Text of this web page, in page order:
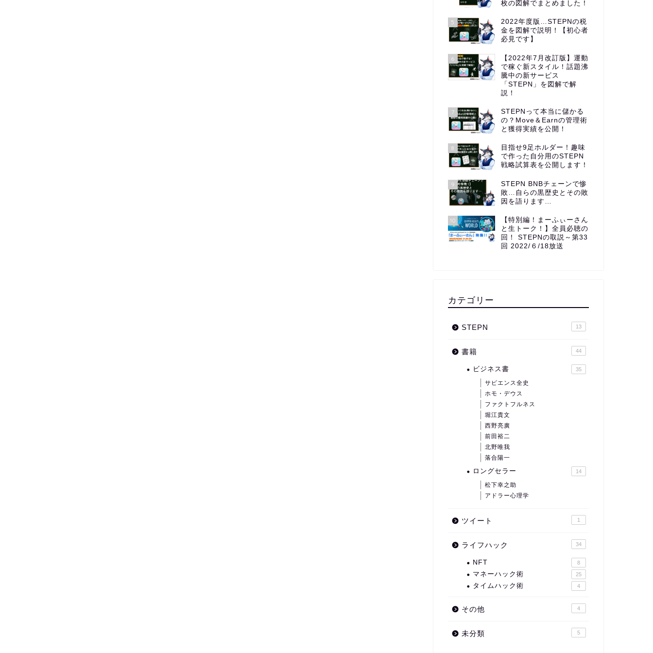
枚の図解でまとめました！
5
2022年度版…STEPNの税
金を図解で説明！【初心者
必見です】
6
【2022年7月改訂版】運動
で稼ぐ新スタイル！話題沸
騰中の新サービス
「STEPN」を図解で解
説！
7
STEPNって本当に儲かる
の？Move＆Earnの管理術
と獲得実績を公開！
8
目指せ9足ホルダー！趣味
で作った自分用のSTEPN
戦略試算表を公開します！
9
STEPN BNBチェーンで惨
敗…自らの黒歴史とその敗
因を語ります…
10
【特別編！まーふぃーさん
と生トーク！】全員必聴の
回！ STEPNの取説～第33
回 2022/６/18放送
カテゴリー
STEPN 13
書籍 44
ビジネス書 35
サピエンス全史
ホモ・デウス
ファクトフルネス
堀江貴文
西野亮廣
前田裕二
北野唯我
落合陽一
ロングセラー 14
松下幸之助
アドラー心理学
ツイート 1
ライフハック 34
NFT 8
マネーハック術 25
タイムハック術 4
その他 4
未分類 5